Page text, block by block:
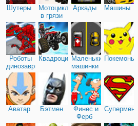
Шутеры
Мотоциклы
в грязи
Аркады Машины
Роботы
динозавры
КвадроциклыМаленькие
машинки
Покемоны
Аватар Бэтмен
Финес и
Ферб
Супермен